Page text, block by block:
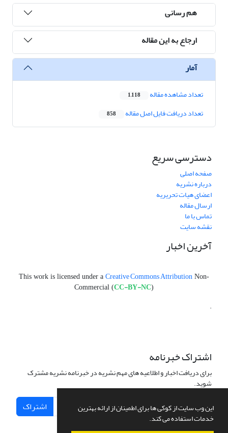
این وب سایت از کوکی ها برای اطمینان از ارائه بهترین
خدمات استفاده می کند.
هم رسانی
ارجاع به این مقاله
آمار
تعداد مشاهده مقاله 1,118
تعداد دریافت فایل اصل مقاله 858
دسترسی سریع
صفحه اصلی
درباره نشریه
اعضای هیات تحریریه
ارسال مقاله
تماس با ما
نقشه سایت
آخرین اخبار
This work is licensed under a Creative Commons Attribution Non-
Commercial (CC-BY-NC)
.
اشتراک خبرنامه
برای دریافت اخبار و اطلاعیه های مهم نشریه در خبرنامه نشریه مشترک
شوید.
اشتراک